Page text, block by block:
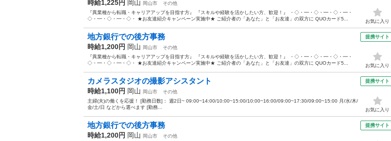
時給1,225円 岡山 岡山市
その他
『異業種から転職・キャリアアップを目指す方』 『スキルや経験を活かしたい方、歓迎！』 ・◇・━・◇・━・◇・━・
◇・━・◇・━・◇・ ★お友達紹介キャンペーン実施中★ ご紹介者の「あなた」と「お友達」の双方に QUOカード5...
お気に入り
地方銀行での後方事務
時給1,200円 岡山 岡山市
その他
『異業種から転職・キャリアアップを目指す方』 『スキルや経験を活かしたい方、歓迎！』 ・◇・━・◇・━・◇・━・
◇・━・◇・━・◇・ ★お友達紹介キャンペーン実施中★ ご紹介者の「あなた」と「お友達」の双方に QUOカード5...
提携サイト
お気に入り
カメラスタジオの撮影アシスタント
時給1,100円 岡山 岡山市
その他
主婦(夫)の働くを応援！ [勤務日数]： 週2日~ 09:00~14:00/10:00~15:00/10:00~16:00/09:00~17:30/09:00~15:00 月/水/木/
金/土/日 などから選べます [勤務...
提携サイト
お気に入り
地方銀行での後方事務
時給1,200円 岡山 岡山市
その他
提携サイト